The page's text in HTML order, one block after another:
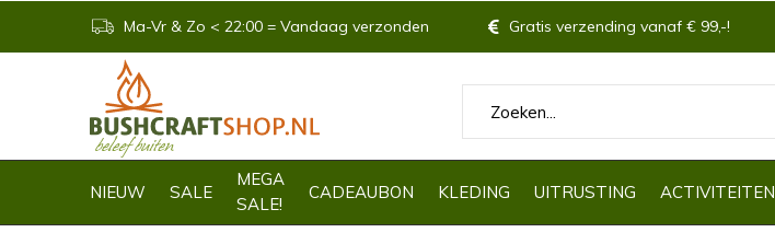
NIEUW SALE
MEGA
SALE!
CADEAUBON KLEDING UITRUSTING ACTIVITEITEN
Ma-Vr & Zo < 22:00 = Vandaag verzonden Gratis verzending vanaf € 99,-!